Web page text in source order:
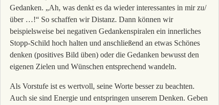
Gedanken. „Ah, was denkt es da wieder interessantes in mir zu/
über …!“ So schaffen wir Distanz. Dann können wir
beispielsweise bei negativen Gedankenspiralen ein innerliches
Stopp-Schild hoch halten und anschließend an etwas Schönes
denken (positives Bild üben) oder die Gedanken bewusst den
eigenen Zielen und Wünschen entsprechend wandeln.
Als Vorstufe ist es wertvoll, seine Worte besser zu beachten.
Auch sie sind Energie und entspringen unserem Denken. Geben